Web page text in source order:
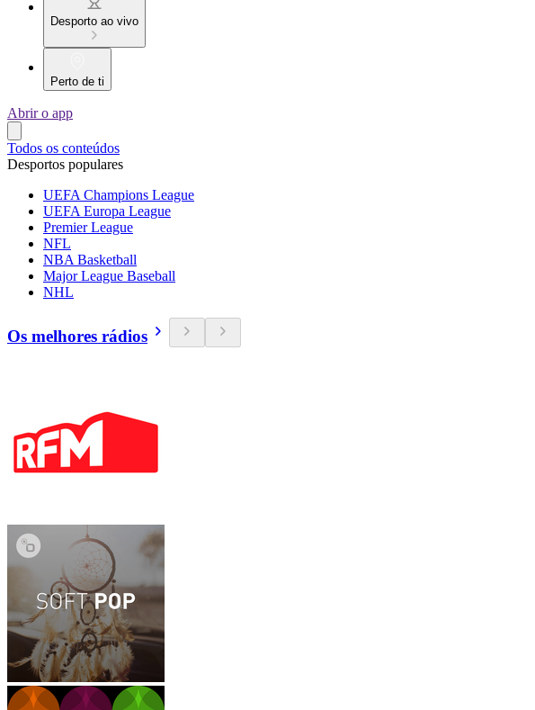
Desporto ao vivo
Perto de ti
Abrir o app
Todos os conteúdos
Desportos populares
UEFA Champions League
UEFA Europa League
Premier League
NFL
NBA Basketball
Major League Baseball
NHL
Os melhores rádios